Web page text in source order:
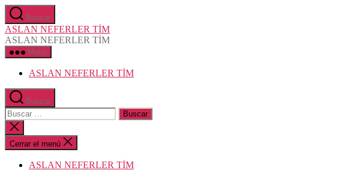
Saltar
al
contenido
Buscar
ASLAN NEFERLER TİM
ASLAN NEFERLER TİM
Menú
ASLAN NEFERLER TİM
Buscar
Buscar:
Cerrar
la
búsqueda
Cerrar el menú
ASLAN NEFERLER TİM